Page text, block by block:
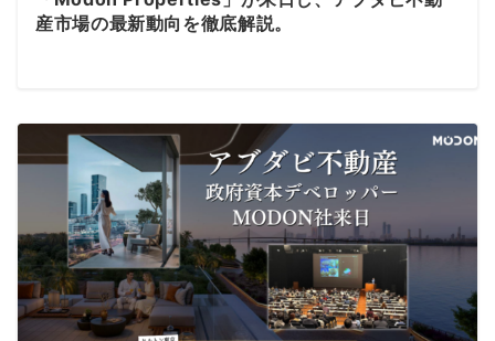
産市場の最新動向を徹底解説。